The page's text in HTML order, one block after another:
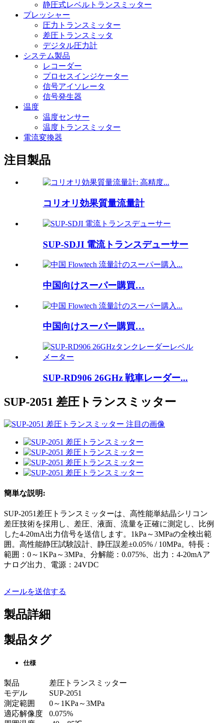
静圧式レベルトランスミッター
プレッシャー
圧力トランスミッター
差圧トランスミッタ
デジタル圧力計
システム製品
レコーダー
プロセスインジケーター
信号アイソレータ
信号発生器
温度
温度センサー
温度トランスミッター
電流変換器
注目製品
コリオリ効果質量流量計
SUP-SDJI 電流トランスデューサー
中国向けスーパー購買…
中国向けスーパー購買…
SUP-RD906 26GHz 戦車レーダー...
SUP-2051 差圧トランスミッター
簡単な説明:
SUP-2051差圧トランスミッターは、高性能単結晶シリコン
差圧技術を採用し、差圧、液面、流量を正確に測定し、比例
した4-20mA出力信号を送信します。1kPa～3MPaの全検出範
囲。高性能静圧試験設計、静圧誤差±0.05% / 10MPa。特長：
範囲：0～1KPa～3MPa、分解能：0.075%、出力：4-20mAア
ナログ出力、電源：24VDC
メールを送信する
製品詳細
製品タグ
仕様
製品
差圧トランスミッター
モデル
SUP-2051
測定範囲
0～1KPa～3MPa
適応解像度
0.075%